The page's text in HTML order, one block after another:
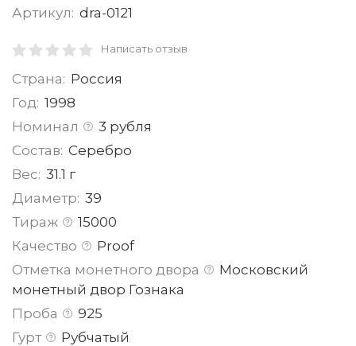
Артикул: dra-0121
Написать отзыв
Страна: Россия
Год: 1998
Номинал
3 рубля
Состав: Серебро
Вес: 31.1 г
Диаметр: 39
Тираж
15000
Качество
Proof
Отметка монетного двора
Московский
монетный двор Гознака
Проба
925
Гурт
Рубчатый